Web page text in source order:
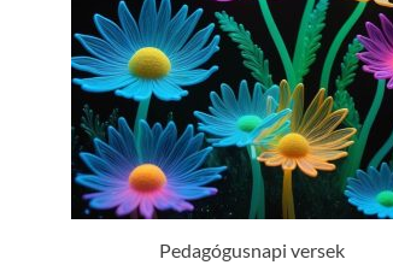
Pedagógusnapi versek